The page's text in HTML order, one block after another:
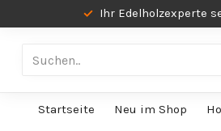
Ihr Edelholzexperte
Startseite Neu im Shop